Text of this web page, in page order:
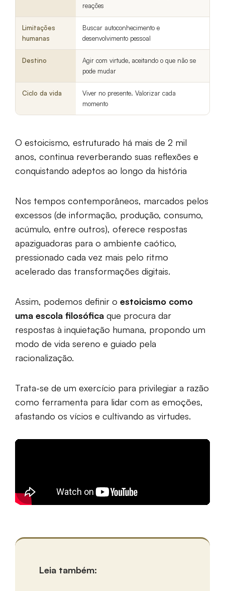
reações
Limitações
humanas
Buscar autoconhecimento e
desenvolvimento pessoal
Destino
Agir com virtude, aceitando o que não se
pode mudar
Ciclo da vida
Viver no presente. Valorizar cada
momento
O estoicismo, estruturado há mais de 2 mil
anos, continua reverberando suas reflexões e
conquistando adeptos ao longo da história
Nos tempos contemporâneos, marcados pelos
excessos (de informação, produção, consumo,
acúmulo, entre outros), oferece respostas
apaziguadoras para o ambiente caótico,
pressionado cada vez mais pelo ritmo
acelerado das transformações digitais.
Assim, podemos definir o estoicismo como
uma escola filosófica que procura dar
respostas à inquietação humana, propondo um
modo de vida sereno e guiado pela
racionalização.
Trata-se de um exercício para privilegiar a razão
como ferramenta para lidar com as emoções,
afastando os vícios e cultivando as virtudes.
Leia também: